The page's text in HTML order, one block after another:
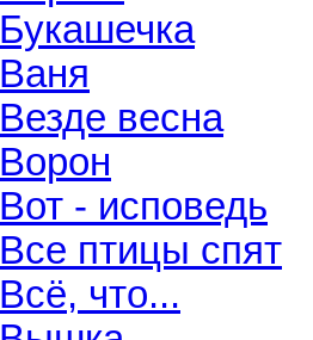
Букашечка
Ваня
Везде весна
Ворон
Вот - исповедь
Все птицы спят
Всё, что...